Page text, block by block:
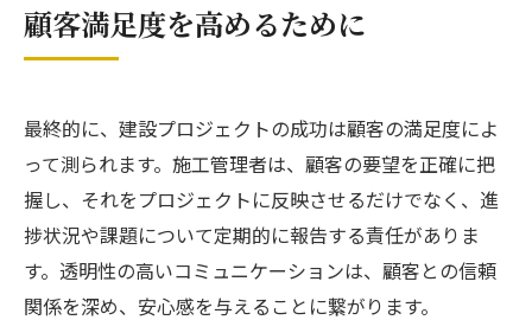
顧客満足度を高めるために
最終的に、建設プロジェクトの成功は顧客の満足度によ
って測られます。施工管理者は、顧客の要望を正確に把
握し、それをプロジェクトに反映させるだけでなく、進
捗状況や課題について定期的に報告する責任がありま
す。透明性の高いコミュニケーションは、顧客との信頼
関係を深め、安心感を与えることに繋がります。